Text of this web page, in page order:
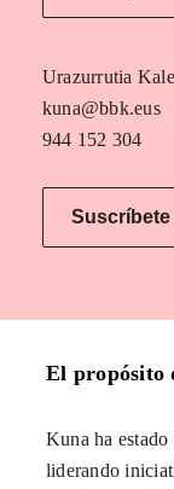
Urazurrutia
kuna@bbk.eus
944 152 304
El propósito
Kuna ha
liderando